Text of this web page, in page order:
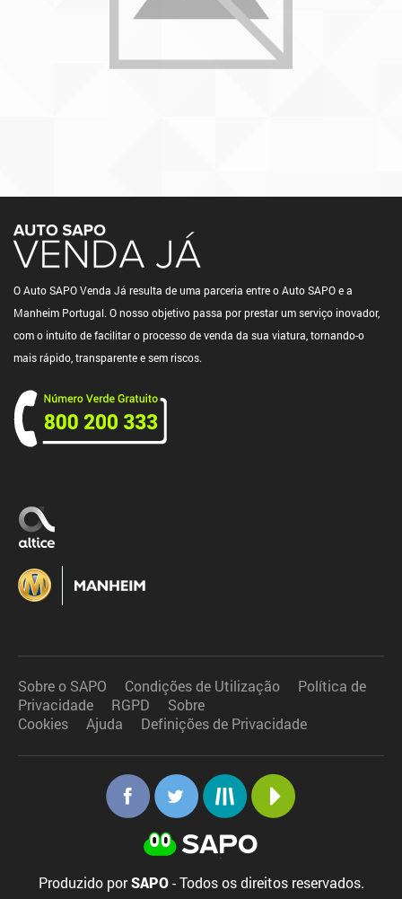
O Auto SAPO Venda Já resulta de uma parceria entre o Auto SAPO e a
Manheim Portugal. O nosso objetivo passa por prestar um serviço inovador,
com o intuito de facilitar o processo de venda da sua viatura, tornando-o
mais rápido, transparente e sem riscos.
Sobre o SAPO Condições de Utilização
Política de
Privacidade
RGPD
Sobre
Cookies
Ajuda Definições de Privacidade
Produzido porSAPO- Todos os direitos reservados.